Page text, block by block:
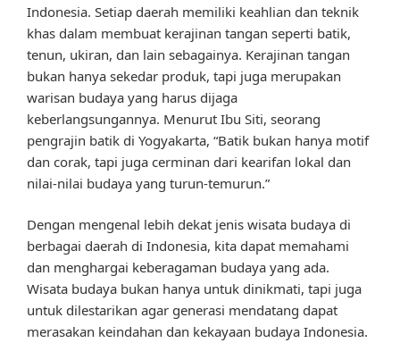
Indonesia. Setiap daerah memiliki keahlian dan teknik
khas dalam membuat kerajinan tangan seperti batik,
tenun, ukiran, dan lain sebagainya. Kerajinan tangan
bukan hanya sekedar produk, tapi juga merupakan
warisan budaya yang harus dijaga
keberlangsungannya. Menurut Ibu Siti, seorang
pengrajin batik di Yogyakarta, “Batik bukan hanya motif
dan corak, tapi juga cerminan dari kearifan lokal dan
nilai-nilai budaya yang turun-temurun.”
Dengan mengenal lebih dekat jenis wisata budaya di
berbagai daerah di Indonesia, kita dapat memahami
dan menghargai keberagaman budaya yang ada.
Wisata budaya bukan hanya untuk dinikmati, tapi juga
untuk dilestarikan agar generasi mendatang dapat
merasakan keindahan dan kekayaan budaya Indonesia.